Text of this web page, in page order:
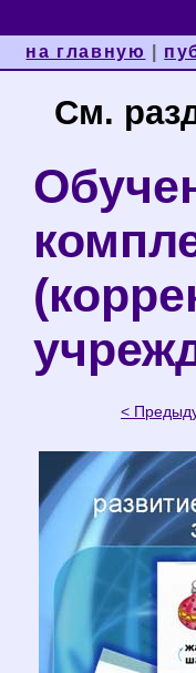
на главную
См.
<